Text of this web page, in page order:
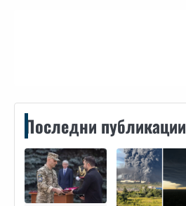
Последни публикации